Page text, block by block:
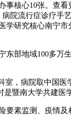
核心10张。查看
院流行症诊疗手
研究核心南宁
地域100多万
，病院取中国医
暨南大学共建医
素监测、疫情及